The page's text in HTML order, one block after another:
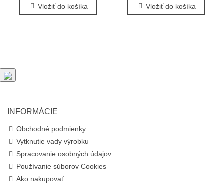
Vložiť do košíka Vložiť do košíka
INFORMÁCIE
Obchodné podmienky
Vytknutie vady výrobku
Spracovanie osobných údajov
Používanie súborov Cookies
Ako nakupovať